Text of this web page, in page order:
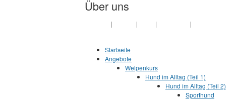
Über uns
| | | |
Startseite
Angebote
Welpenkurs
Hund im Alltag (Teil 1)
Hund im Alltag (Teil 2)
Sporthund